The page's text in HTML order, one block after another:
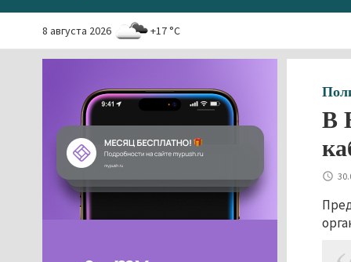
8 августа 2026 +17 °C
В